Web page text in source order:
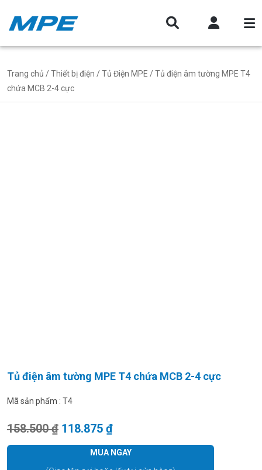
Trang chủ /Thiết bị điện /Tủ Điện MPE / Tủ điện âm tường MPE T4
chứa MCB 2-4 cực
Tủ điện âm tường MPE T4 chứa MCB 2-4 cực
Mã sản phẩm : T4
158.500₫ Giá gốc là: 158.500 ₫.
118.875 ₫Giá hiện tại là: 118.875 ₫.
MUA NGAY